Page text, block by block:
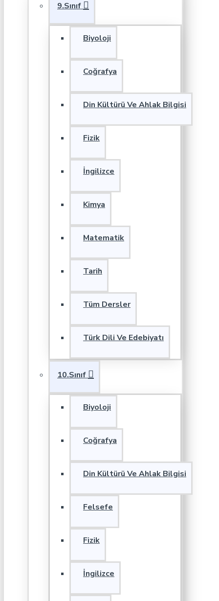
9.Sınıf
Biyoloji
Coğrafya
Din Kültürü Ve Ahlak Bilgisi
Fizik
İngilizce
Kimya
Matematik
Tarih
Tüm Dersler
Türk Dili Ve Edebiyatı
10.Sınıf
Biyoloji
Coğrafya
Din Kültürü Ve Ahlak Bilgisi
Felsefe
Fizik
İngilizce